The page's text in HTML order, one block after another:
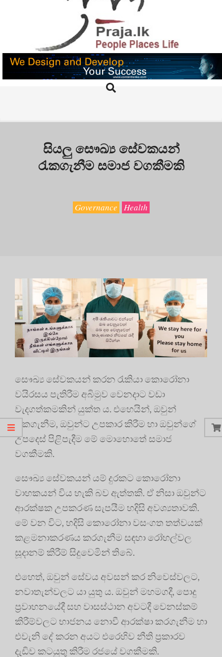
PRAJA.LK
Search
සියලු සෞඛ්‍ය සේවකයන්
රැකගැනීම සමාජ වගකීමකි
Governance Health
සෞඛ්‍ය සේවකයන් කරන රැකියා කොරෝනා
වයිරසය පැතිරීම අබිමුව වෙනදාට වඩා
වැදගත්කමකින් යුක්ත ය. එහෙයින්, ඔවුන්
රැකගැනීම, ඔවුන්ට උපකාර කිරීම හා ඔවුන්ගේ
උපදෙස් පිළිපැදීම මේ මොහොතේ සමාජ
වගකීමකි.
සෞඛ්‍ය සේවකයන් යම් දුරකට කොරෝනා
වාහකයන් විය හැකි බව ඇත්තකි. ඒ නිසා ඔවුන්ට
ආරක්ෂක උපකරණ සැපයීම හදිසි අවශ්‍යතාවකි.
මේ වන විට, හදිසි කොරෝනා වසංගත තත්වයක්
කළමනාකරණය කරගැනීම සඳහා රෝහල්වල
සූදානම් කිරීම් සිදුවෙමින් තිබේ.
එහෙත්, ඔවුන් සේවය අවසන් කර නිවෙස්වලට,
නවාතැන්වලට යා යුතු ය. ඔවුන් මහමගදී, පොදු
ප්‍රවාහනයේදී සහ වාසස්ථාන අවටදී වෙනස්කම්
කිරීම්වලට භාජනය නොවී ආරක්ෂා කරගැනීම හා
එවැනි දේ කරන අයට එරෙහිව නීති ප්‍රකාරව
දැඩිව කටයුතු කිරීම රජයේ වගකීමකි.